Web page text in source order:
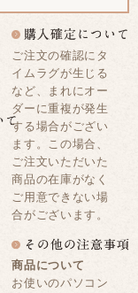
ご注文の確認にタ
イムラグが生じる
など、まれにオー
ダーに重複が発生
する場合がござい
ます。この場合、
ご注文いただいた
商品の在庫がなく
ご用意できない場
合がございます。
商品について
お使いのパソコン